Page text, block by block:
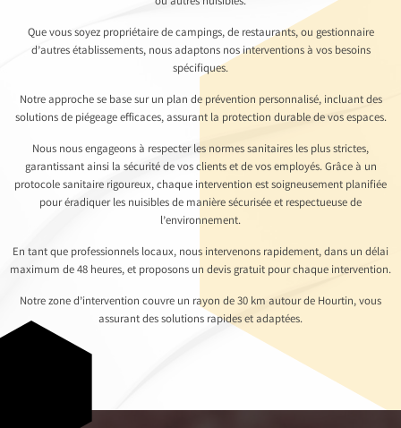
Que vous soyez propriétaire de campings, de restaurants, ou gestionnaire
d’autres établissements, nous adaptons nos interventions à vos besoins
spécifiques.
Notre approche se base sur un plan de prévention personnalisé, incluant des
solutions de piégeage efficaces, assurant la protection durable de vos espaces.
Nous nous engageons à respecter les normes sanitaires les plus strictes,
garantissant ainsi la sécurité de vos clients et de vos employés. Grâce à un
protocole sanitaire rigoureux, chaque intervention est soigneusement planifiée
pour éradiquer les nuisibles de manière sécurisée et respectueuse de
l’environnement.
En tant que professionnels locaux, nous intervenons rapidement, dans un délai
maximum de 48 heures, et proposons un devis gratuit pour chaque intervention.
Notre zone d’intervention couvre un rayon de 30 km autour de Hourtin, vous
assurant des solutions rapides et adaptées.